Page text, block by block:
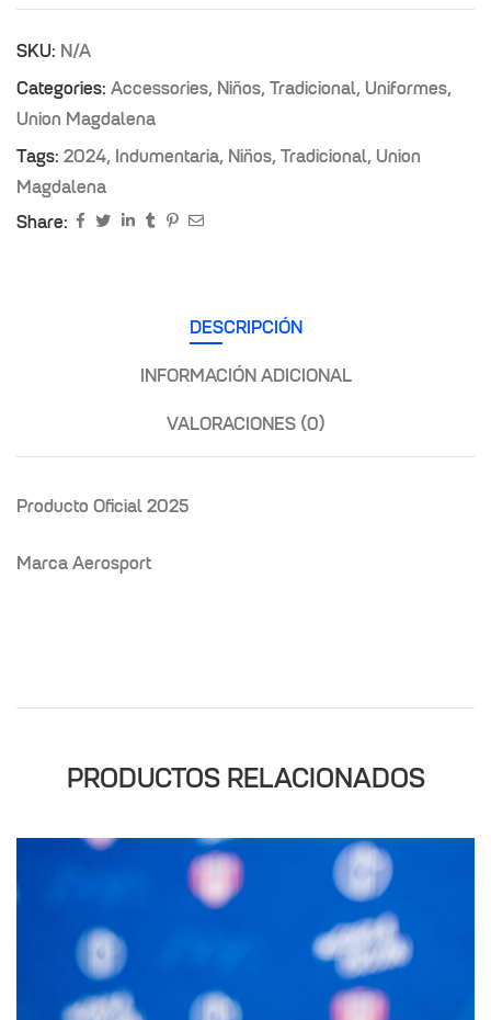
SKU: N/A
Categories: Accessories, Niños, Tradicional, Uniformes,
Union Magdalena
Tags: 2024, Indumentaria, Niños, Tradicional, Union
Magdalena
Share:
DESCRIPCIÓN
INFORMACIÓN ADICIONAL
VALORACIONES (0)
Producto Oficial 2025
Marca Aerosport
PRODUCTOS RELACIONADOS